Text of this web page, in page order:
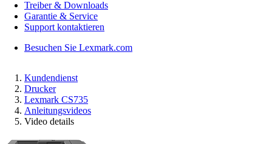
Treiber & Downloads
Garantie & Service
Support kontaktieren
Besuchen Sie Lexmark.com
Kundendienst
Drucker
Lexmark CS735
Anleitungsvideos
Video details